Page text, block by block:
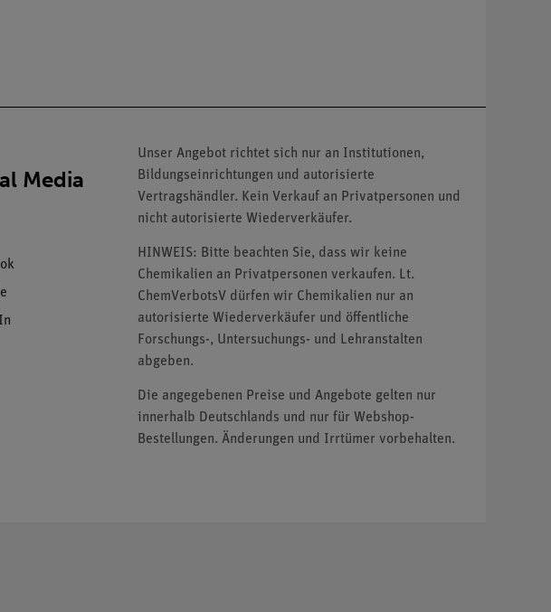
Media
Unser Angebot richtet sich nur an Institutionen,
Bildungseinrichtungen und autorisierte
Vertragshändler. Kein Verkauf an Privatpersonen und
nicht autorisierte Wiederverkäufer.
HINWEIS: Bitte beachten Sie, dass wir keine
Chemikalien an Privatpersonen verkaufen. Lt.
ChemVerbotsV dürfen wir Chemikalien nur an
autorisierte Wiederverkäufer und öffentliche
Forschungs-, Untersuchungs- und Lehranstalten
abgeben.
Die angegebenen Preise und Angebote gelten nur
innerhalb Deutschlands und nur für Webshop-
Bestellungen. Änderungen und Irrtümer vorbehalten.